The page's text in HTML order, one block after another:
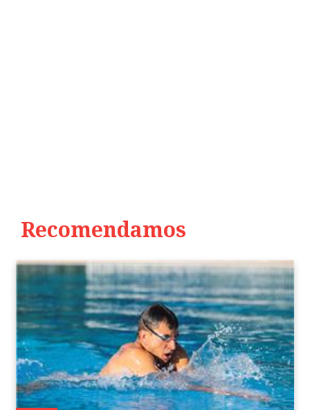
Recomendamos